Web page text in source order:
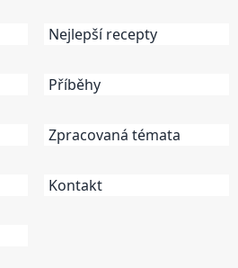
Nejlepší recepty
Příběhy
Zpracovaná témata
Kontakt